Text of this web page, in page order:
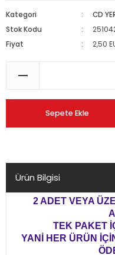
Kategori CD
Stok Kodu
Fiyat
2,50
Sepete Ekle
Ürün Bilgisi
2 ADET VEYA
TEK PAKET
YANİ HER ÜRÜN